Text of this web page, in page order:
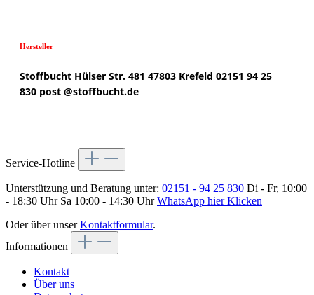
Hersteller
Stoffbucht Hülser Str. 481 47803 Krefeld 02151 94 25
830 post @stoffbucht.de
Service-Hotline
Unterstützung und Beratung unter: 02151 - 94 25 830 Di - Fr, 10:00
- 18:30 Uhr Sa 10:00 - 14:30 UhrWhatsApp hier Klicken
Oder über unserKontaktformular.
Informationen
Kontakt
Über uns